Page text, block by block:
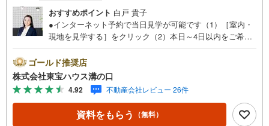
おすすめポイント 白戸 貴子
●インターネット予約で当日見学が可能です（1）［室内・
現地を見学する］をクリック（2）本日～4日以内をご希望
い！●10:00～21:00はお電話でのお問い合わせがスムーズで
す。【Yahoo！ 不動産キャンペーン対象店舗】当店で物件
を成約するとPayPayポイントがもらえる「Yahoo！不動産
物件ご成約キャンペーン」の対象になります。「資料をも
らう」「見学予約をする」ボタンからお問い合わせくださ
い。※必ずYahoo！ JAPAN IDでログインしてください。※P
ゴールド推奨店
株式会社東宝ハウス溝の口
4.92 不動産会社レビュー 26件
資料をもらう （無料）